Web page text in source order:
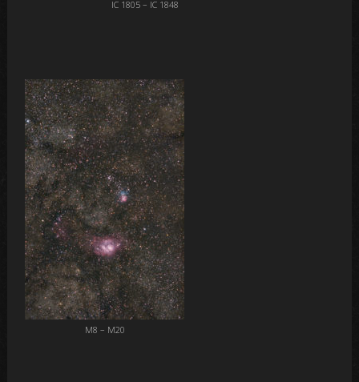
IC 1805 – IC 1848
M8 – M20